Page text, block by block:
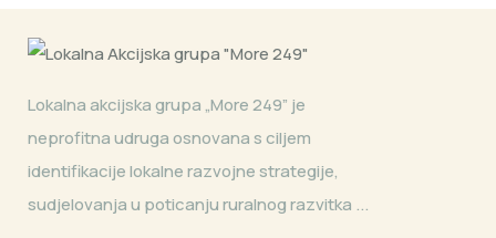
Lokalna akcijska grupa „More 249” je
neprofitna udruga osnovana s ciljem
identifikacije lokalne razvojne strategije,
sudjelovanja u poticanju ruralnog razvitka ...